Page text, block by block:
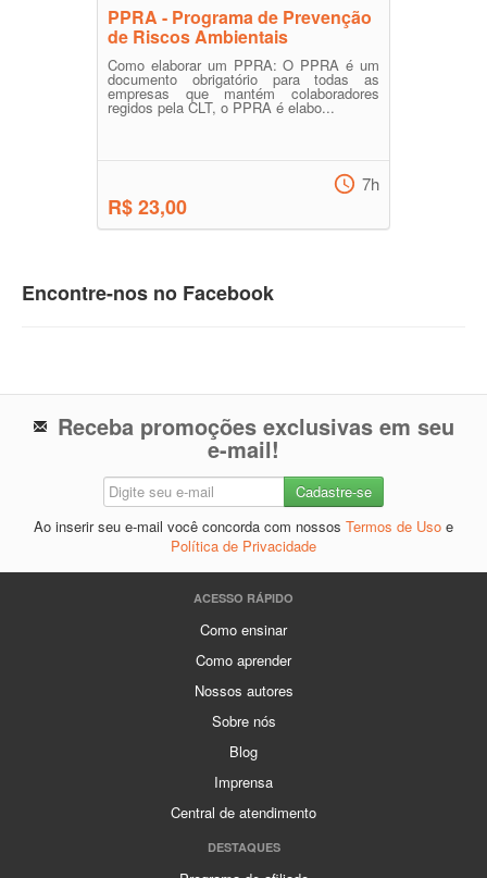
PPRA - Programa de Prevenção
de Riscos Ambientais
Como elaborar um PPRA: O PPRA é um
documento obrigatório para todas as
empresas que mantém colaboradores
regidos pela CLT, o PPRA é elabo...
R$ 23,00
7h
Encontre-nos no Facebook
Receba promoções exclusivas em seu
e-mail!
Ao inserir seu e-mail você concorda com nossos Termos de Uso e
Política de Privacidade
ACESSO RÁPIDO
Como ensinar
Como aprender
Nossos autores
Sobre nós
Blog
Imprensa
Central de atendimento
DESTAQUES